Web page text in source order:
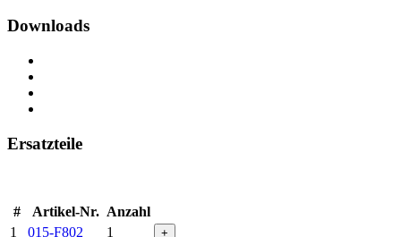
Downloads
Ersatzteile
# Artikel-Nr. Anzahl
1
015-F802 1 +